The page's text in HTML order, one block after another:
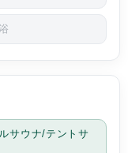
サウナ/テントサ